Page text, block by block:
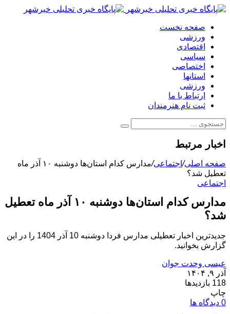
صفحه نخست
ورزشی
اقتصادی
سیاسی
اختصاصی
استانها
ورزشی
ارتباط با ما
ثبت نام هنرمندان
اخبار مرتبط
صفحه اصلی/اجتماعی/
مدارس کدام استان‌ها دوشنبه ۱۰ آذر ماه
تعطیل شد؟ ‌
اجتماعی
مدارس کدام استان‌ها دوشنبه ۱۰ آذر ماه تعطیل
شد؟ ‌
جدیدترین اخبار تعطیلی مدارس فردا دوشنبه 10 آذر 1404 را در این
گزارش بخوانید.
عیسی وحدت جوان
آذر ۹, ۱۴۰۴
118 بازدیدها
چاپ
0 دیدگاه ها